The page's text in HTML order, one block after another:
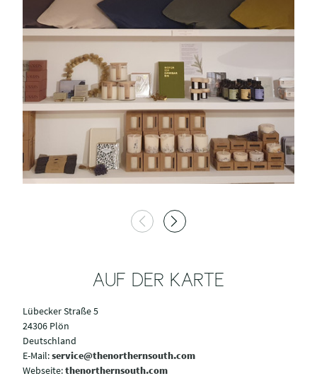
AUF DER KARTE
Lübecker Straße 5
24306 Plön
Deutschland
E-Mail:service@thenorthernsouth.com
Webseite:thenorthernsouth.com